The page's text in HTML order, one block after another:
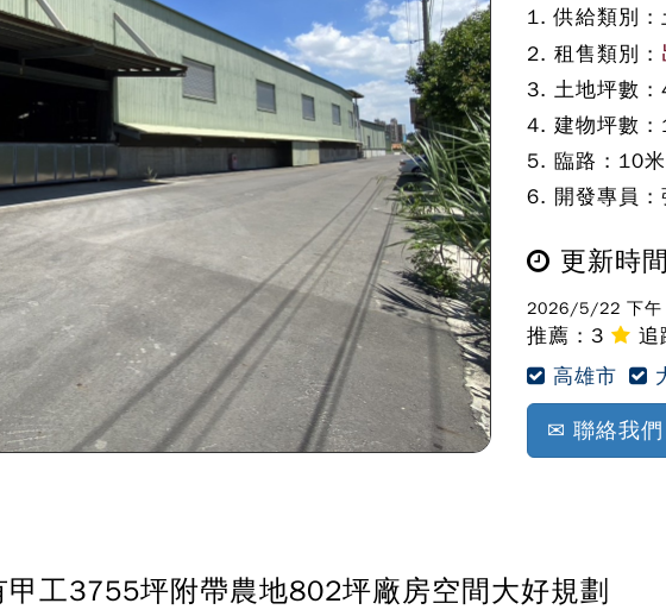
1. 供給類別 :
2. 租售類別 :
3. 土地坪數 :
4. 建物坪數 :
5. 臨路 : 10米
6. 開發專員 :
更新時間
2026/5/22 下午
推薦 : 3 追
高雄市
✉ 聯絡我們
甲工3755坪附帶農地802坪廠房空間大好規劃